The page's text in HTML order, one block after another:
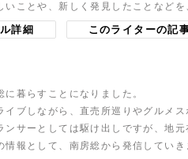
いことや、新しく発見したことなど
詳細 このライターの記
に暮らすことになりました。
イブしながら、直売所巡りやグルメ
ンサーとしては駆け出しですが、地
情報として、南房総から発信していき